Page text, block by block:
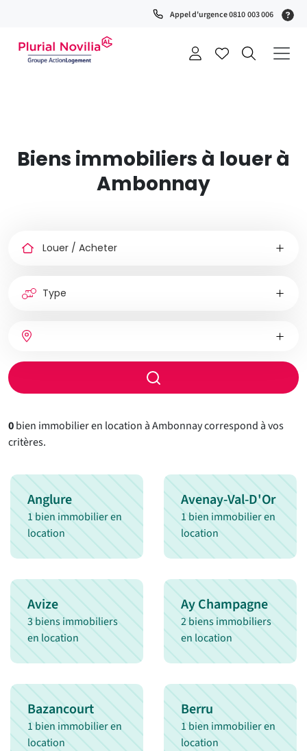
Appel d'urgence 0810 003 006
Biens immobiliers à louer à
Ambonnay
chambres
chauffage
Rayon
de
0bien immobilier en location à Ambonnay correspond à vos
critères.
Anglure
1 bien immobilier en
location
Avenay-Val-D'Or
1 bien immobilier en
location
Avize
3 biens immobiliers
en location
Ay Champagne
2 biens immobiliers
en location
Bazancourt
1 bien immobilier en
location
Berru
1 bien immobilier en
location
de
chat